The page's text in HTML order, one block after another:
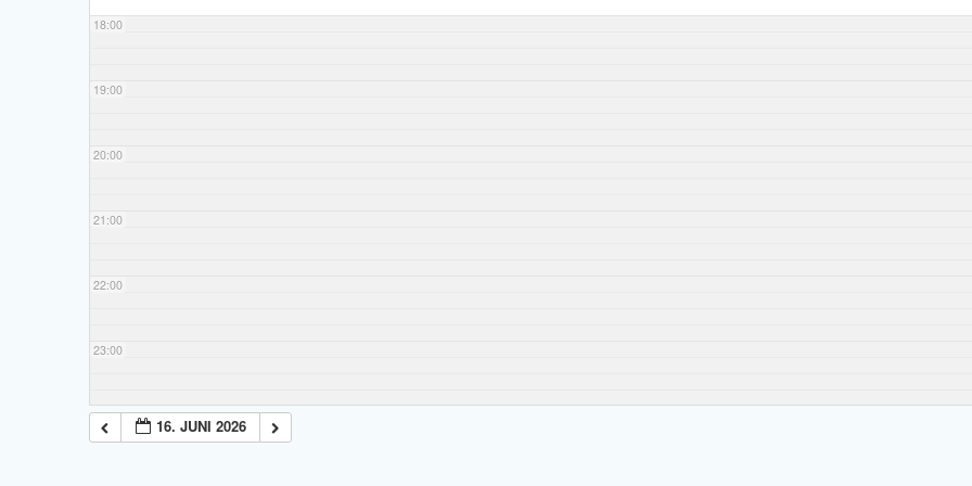
18:00
19:00
20:00
21:00
22:00
23:00
16. JUNI 2026